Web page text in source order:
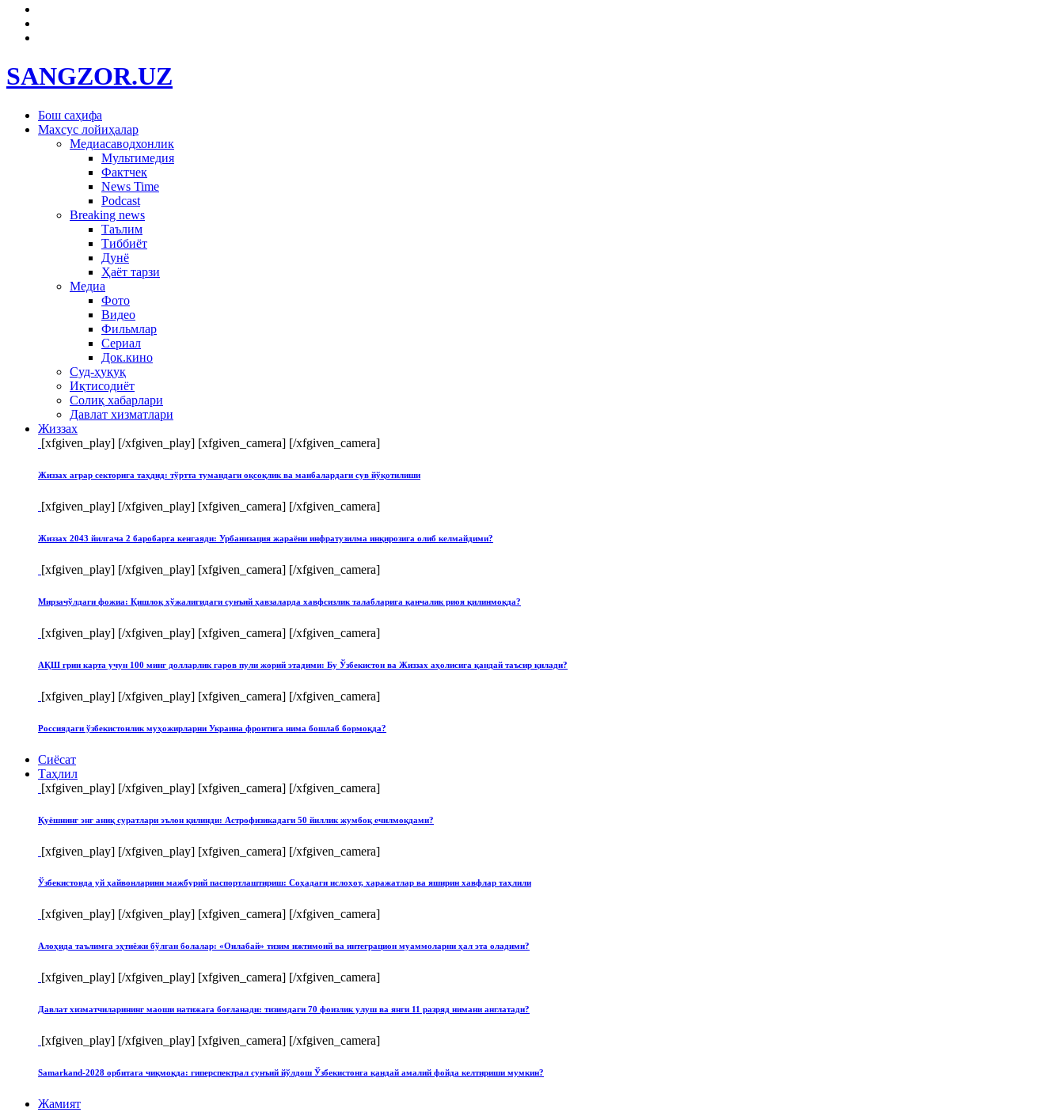
SANGZOR.UZ
Бош саҳифа
Махсус лойиҳалар
Медиасаводхонлик
Мультимедия
Фактчек
News Time
Podcast
Breaking news
Таълим
Тиббиёт
Дунё
Ҳаёт тарзи
Медиа
Фото
Видео
Фильмлар
Сериал
Док.кино
Суд-ҳуқуқ
Иқтисодиёт
Солиқ хабарлари
Давлат хизматлари
Жиззах
[xfgiven_play] [/xfgiven_play] [xfgiven_camera] [/xfgiven_camera]
Жиззах аграр секторига таҳдид: тўртта тумандаги оқсоқлик ва манбалардаги сув йўқотилиши
[xfgiven_play] [/xfgiven_play] [xfgiven_camera] [/xfgiven_camera]
Жиззах 2043 йилгача 2 баробарга кенгаяди: Урбанизация жараёни инфратузилма инқирозига олиб келмайдими?
[xfgiven_play] [/xfgiven_play] [xfgiven_camera] [/xfgiven_camera]
Мирзачўлдаги фожиа: Қишлоқ хўжалигидаги сунъий ҳавзаларда хавфсизлик талабларига қанчалик риоя қилинмоқда?
[xfgiven_play] [/xfgiven_play] [xfgiven_camera] [/xfgiven_camera]
АҚШ грин карта учун 100 минг долларлик гаров пули жорий этадими: Бу Ўзбекистон ва Жиззах аҳолисига қандай таъсир қилади?
[xfgiven_play] [/xfgiven_play] [xfgiven_camera] [/xfgiven_camera]
Россиядаги ўзбекистонлик муҳожирларни Украина фронтига нима бошлаб бормоқда?
Сиёсат
Таҳлил
[xfgiven_play] [/xfgiven_play] [xfgiven_camera] [/xfgiven_camera]
Қуёшнинг энг аниқ суратлари эълон қилинди: Астрофизикадаги 50 йиллик жумбоқ ечилмоқдами?
[xfgiven_play] [/xfgiven_play] [xfgiven_camera] [/xfgiven_camera]
Ўзбекистонда уй ҳайвонларини мажбурий паспортлаштириш: Соҳадаги ислоҳот, харажатлар ва яширин хавфлар таҳлили
[xfgiven_play] [/xfgiven_play] [xfgiven_camera] [/xfgiven_camera]
Алоҳида таълимга эҳтиёжи бўлган болалар: «Оилабай» тизим ижтимоий ва интеграцион муаммоларни ҳал эта оладими?
[xfgiven_play] [/xfgiven_play] [xfgiven_camera] [/xfgiven_camera]
Давлат хизматчиларининг маоши натижага боғланади: тизимдаги 70 фоизлик улуш ва янги 11 разряд нимани англатади?
[xfgiven_play] [/xfgiven_play] [xfgiven_camera] [/xfgiven_camera]
Samarkand-2028 орбитага чиқмоқда: гиперспектрал сунъий йўлдош Ўзбекистонга қандай амалий фойда келтириши мумкин?
Жамият